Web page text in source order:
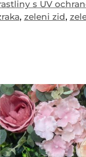
s UV
, zeleni zid,